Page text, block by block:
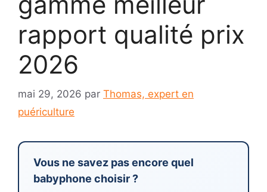
rapport qualité prix
2026
mai 29, 2026 par Thomas, expert en
puériculture
Vous ne savez pas encore quel
babyphone choisir ?